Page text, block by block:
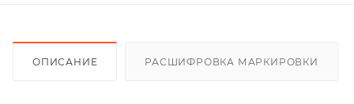
ОПИСАНИЕ РАСШИФРОВКА МАРКИРОВКИ